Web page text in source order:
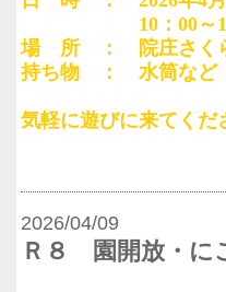
10：00～11
場 所 ： 院庄さく
持ち物 ： 水筒など
気軽に遊びに来てくだ
2026/04/09
Ｒ８ 園開放・に